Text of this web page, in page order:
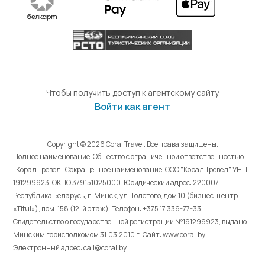
Чтобы получить доступ к агентскому сайту
Войти как агент
Copyright © 2026 Coral Travel. Все права защищены.
Полное наименование: Общество с ограниченной ответственностью
"Корал Тревел". Сокращенное наименование: ООО "Корал Тревел". УНП
191299923, ОКПО 379151025000. Юридический адрес: 220007,
Республика Беларусь, г. Минск, ул. Толстого, дом 10 (бизнес-центр
«Titul»), пом. 158 (12-й этаж). Телефон: +375 17 336-77-33.
Свидетельство о государственной регистрации №191299923, выдано
Минским горисполкомом 31.03.2010 г. Cайт: www.coral.by.
Электронный адрес: call@coral.by